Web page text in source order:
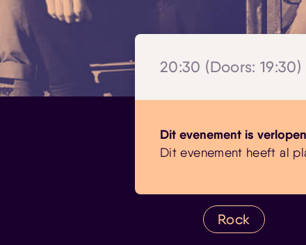
20:30 (Doors: 19:30)
Dit evenement is verlopen
Dit evenement heeft al
Rock